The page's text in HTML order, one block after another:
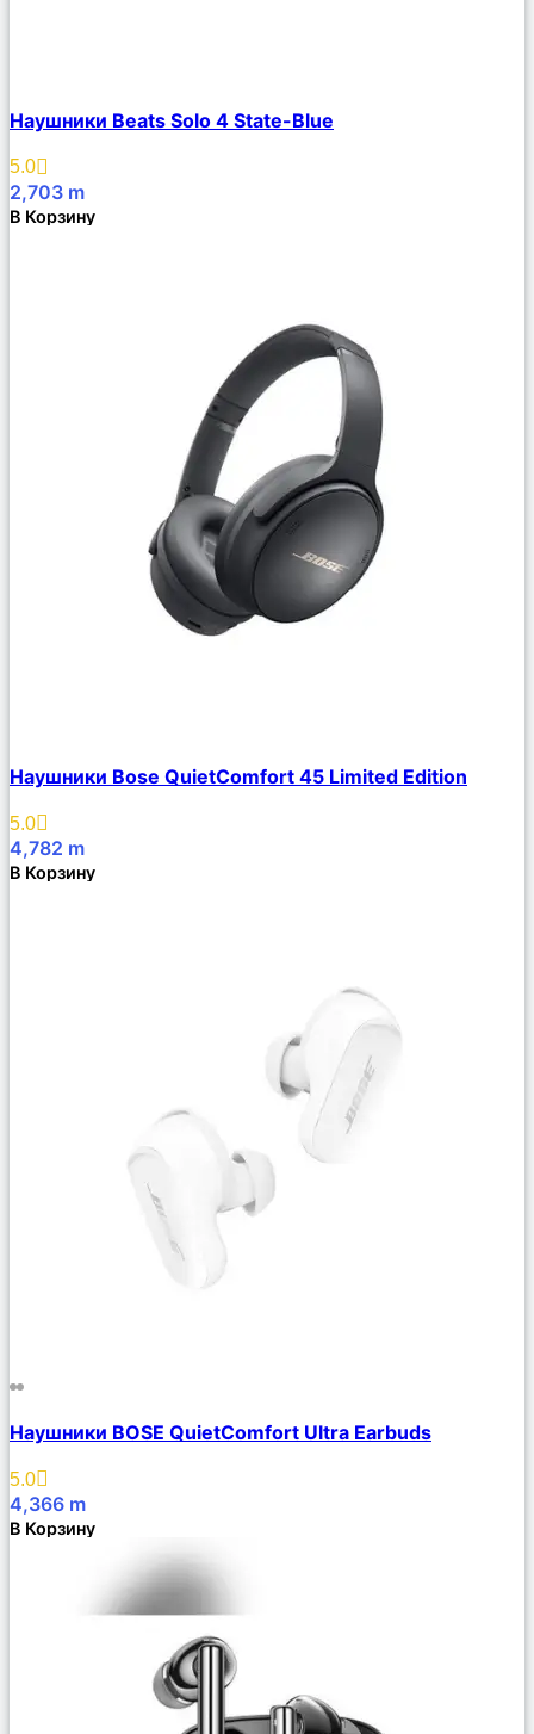
Описание
Избранное
Наушники Beats Solo 4 State-Blue
5.0
2,703 m
В Корзину
Описание
Избранное
Наушники Bose QuietComfort 45 Limited Edition
5.0
4,782 m
В Корзину
Описание
Избранное
Наушники BOSE QuietComfort Ultra Earbuds
5.0
4,366 m
В Корзину